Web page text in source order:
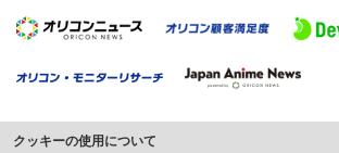
クッキーの使用について